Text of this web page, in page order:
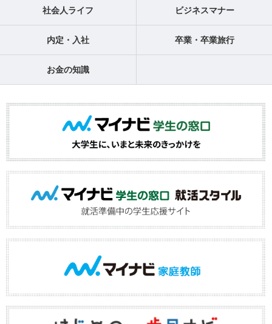
社会人ライフ ビジネスマナー
内定・入社 卒業・卒業旅行
お金の知識